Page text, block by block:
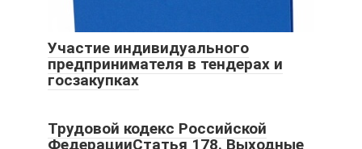
Участие индивидуального
предпринимателя в тендерах и
госзакупках
Трудовой кодекс Российской
ФедерацииСтатья 178. Выходные